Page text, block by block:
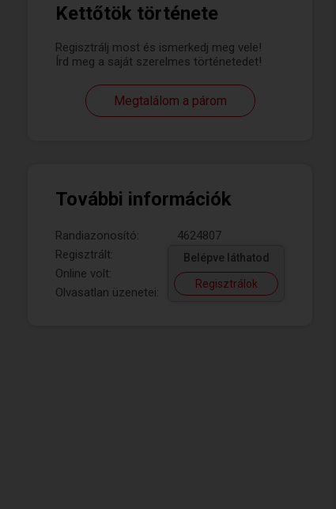
Kettőtök története
Regisztrálj most és ismerkedj meg vele!
Írd meg a saját szerelmes történetedet!
Megtalálom a párom
További információk
Randiazonosító:
4624807
Regisztrált:
Online volt:
Olvasatlan üzenetei:
Belépve láthatod
Regisztrálok